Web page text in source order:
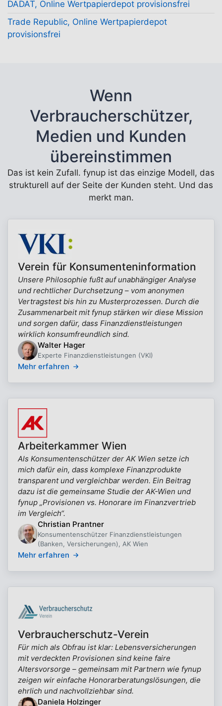
DADAT, Online Wertpapierdepot provisionsfrei
Trade Republic, Online Wertpapierdepot
provisionsfrei
Wenn
Verbraucherschützer,
Medien und Kunden
übereinstimmen
Das ist kein Zufall. fynup ist das einzige Modell, das
strukturell auf der Seite der Kunden steht. Und das
merkt man.
Verein für Konsumenteninformation
Unsere Philosophie fußt auf unabhängiger Analyse
und rechtlicher Durchsetzung – vom anonymen
Vertragstest bis hin zu Musterprozessen. Durch die
Zusammenarbeit mit fynup stärken wir diese Mission
und sorgen dafür, dass Finanzdienstleistungen
wirklich konsumfreundlich sind.
Walter Hager
Experte Finanzdienstleistungen (VKI)
Mehr erfahren
Arbeiterkammer Wien
Als Konsumentenschützer der AK Wien setze ich
mich dafür ein, dass komplexe Finanzprodukte
transparent und vergleichbar werden. Ein Beitrag
dazu ist die gemeinsame Studie der AK-Wien und
fynup „Provisionen vs. Honorare im Finanzvertrieb
im Vergleich“.
Christian Prantner
Konsumentenschützer Finanzdienstleistungen
(Banken, Versicherungen), AK Wien
Mehr erfahren
Verbraucherschutz-Verein
Für mich als Obfrau ist klar: Lebensversicherungen
mit verdeckten Provisionen sind keine faire
Altersvorsorge – gemeinsam mit Partnern wie fynup
zeigen wir einfache Honorarberatungslösungen, die
ehrlich und nachvollziehbar sind.
Daniela Holzinger